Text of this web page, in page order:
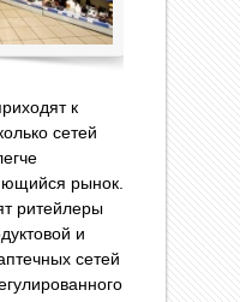
к
сетей
рынок.
ритейлеры
и
сетей